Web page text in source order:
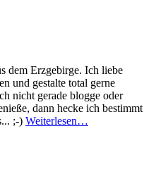
dem Erzgebirge. Ich liebe
und gestalte total gerne
nicht gerade blogge oder
dann hecke ich bestimmt
;-) Weiterlesen…